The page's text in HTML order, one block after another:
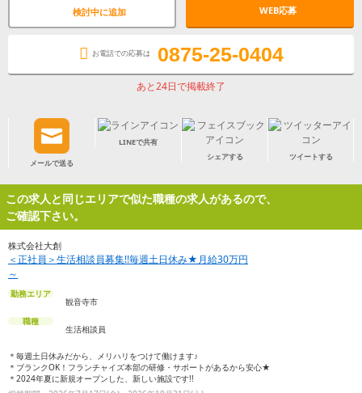
検討中に追加 WEB応募
お電話での応募は 0875-25-0404
あと24日で掲載終了
メールで送る
LINEで共有
シェアする
ツイートする
この求人と同じエリアで似た職種の求人があるので、
ご確認下さい。
株式会社大創
＜正社員＞生活相談員募集!!毎週土日休み★月給30万円
～
勤務エリア
観音寺市
職種
生活相談員
＊毎週土日休みだから、メリハリをつけて働けます♪
＊ブランクOK！フランチャイズ本部の研修・サポートがあるから安心★
＊2024年夏に新規オープンした、新しい施設です!!